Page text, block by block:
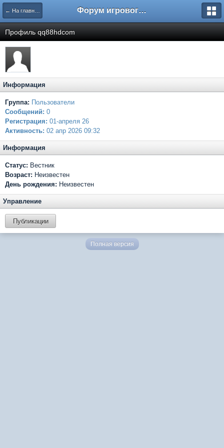
← На главную Форум игрового проекта Riverrise
Профиль qq88hdcom
Информация
Группа: Пользователи
Сообщений: 0
Регистрация: 01-апреля 26
Активность: 02 апр 2026 09:32
Информация
Статус: Вестник
Возраст: Неизвестен
День рождения: Неизвестен
Управление
Публикации
Полная версия